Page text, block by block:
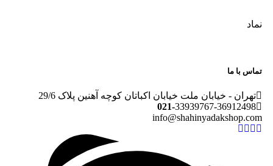
نماد
تماس با ما
تهران - خیابان ملت خیابان اکباتان کوچه آهنین پلاک 29/6
021-33939767-36912498
info@shahinyadakshop.com